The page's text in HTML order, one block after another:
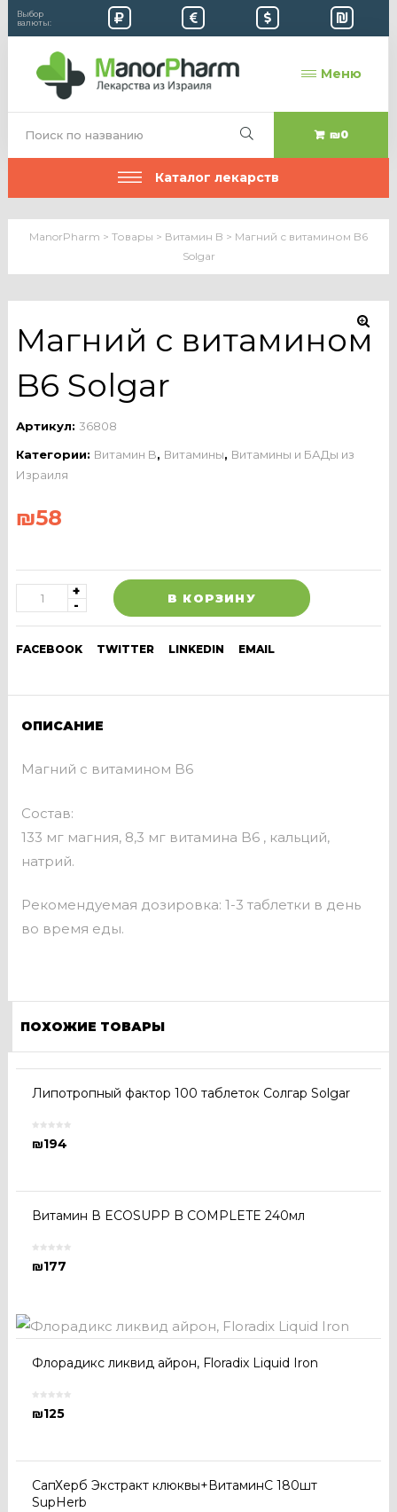
Выбор
валюты:
Меню
₪0
Каталог лекарств
ManorPharm > Товары > Витамин B > Магний с витамином B6
Solgar
Магний с витамином
B6 Solgar
Артикул: 36808
Категории: Витамин B, Витамины, Витамины и БАДы из
Израиля
₪58
В КОРЗИНУ
FACEBOOK TWITTER LINKEDIN EMAIL
ОПИСАНИЕ
Магний с витамином B6
Состав:
133 мг магния, 8,3 мг витамина B6 , кальций,
натрий.
Рекомендуемая дозировка: 1-3 таблетки в день
во время еды.
ПОХОЖИЕ ТОВАРЫ
Липотропный фактор 100 таблеток Солгар Solgar
₪194
Витамин В ECOSUPP B COMPLETE 240мл
₪177
Флорадикс ликвид айрон, Floradix Liquid Iron
₪125
СапХерб Экстракт клюквы+ВитаминС 180шт
SupHerb